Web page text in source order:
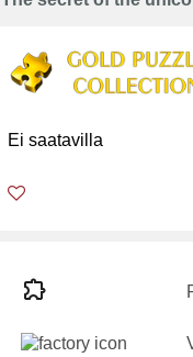
Ei saatavilla